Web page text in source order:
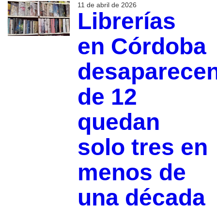
11 de abril de 2026
Librerías
en Córdoba
de 12
quedan
solo tres en
menos de
una década